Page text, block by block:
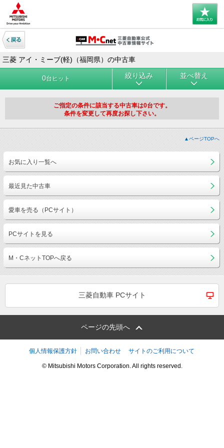
三菱 アイ・ミーブ(軽)（福岡県）の中古車
0台ヒット 絞り込み 並べ替え
ご指定の条件に該当する中古車は0台です。
条件を変更して再度お探し下さい。
▲ページTOPへ
お気に入り一覧へ
最近見た中古車
愛車を売る（PCサイト）
PCサイトを見る
M・CネットTOPへ戻る
三菱自動車 PCサイト
ページの先頭へ
個人情報保護方針 お問い合わせ サイトのご利用について
© Mitsubishi Motors Corporation. All rights reserved.